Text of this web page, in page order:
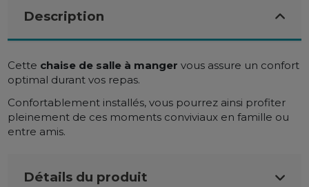
Description
Cette chaise de salle à manger vous assure un confort
optimal durant vos repas.
Confortablement installés, vous pourrez ainsi profiter
pleinement de ces moments conviviaux en famille ou
entre amis.
Détails du produit